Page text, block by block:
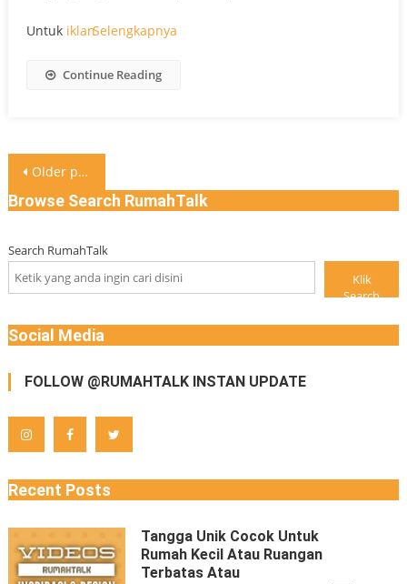
Untuk iklanSelengkapnya
Continue Reading
Posts
navigation
Older posts
Browse Search RumahTalk
Search RumahTalk
Klik
Search
Social Media
FOLLOW @RUMAHTALK INSTAN UPDATE
Recent Posts
Tangga Unik Cocok Untuk
Rumah Kecil Atau Ruangan
Terbatas Atau